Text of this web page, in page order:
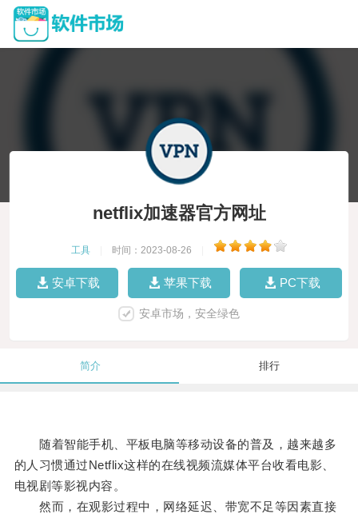
netflix加速器官方网址
工具 时间：2023-08-26
安卓下载 苹果下载 PC下载
安卓市场，安全绿色
简介 排行
随着智能手机、平板电脑等移动设备的普及，越来越多
的人习惯通过Netflix这样的在线视频流媒体平台收看电影、
电视剧等影视内容。
然而，在观影过程中，网络延迟、带宽不足等因素直接